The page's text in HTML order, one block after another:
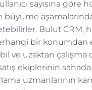
sayısına göre
büyüme
Bulut CRM,
bir konumdan
ve uzaktan çalışma
ekiplerinin
uzmanlarının